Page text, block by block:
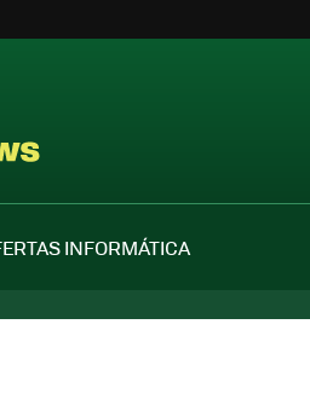
INFORMÁTICA